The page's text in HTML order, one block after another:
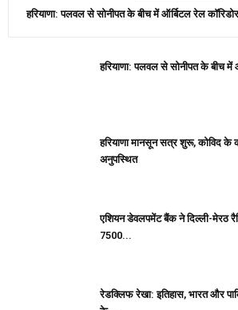
हरियाणा: पलवल से सोनीपत के बीच में ऑर्बिटल रेल
हरियाणा: पलवल से सोनीपत के बीच में
हरियाणा मानसून सत्र शुरू, कोविद के
अनुपस्थित
एशियन डेवलपमेंट बैंक ने दिल्ली-मेरठ
7500...
रेडक्लिफ रेखा: इतिहास, भारत और